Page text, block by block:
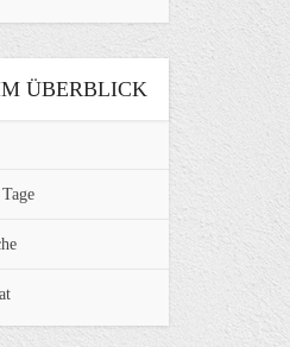
ÜBERBLICK